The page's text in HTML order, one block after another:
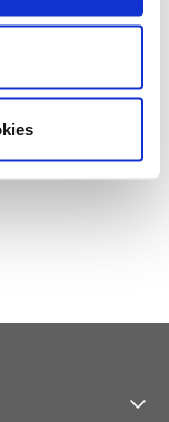
de lichtinval
check-up